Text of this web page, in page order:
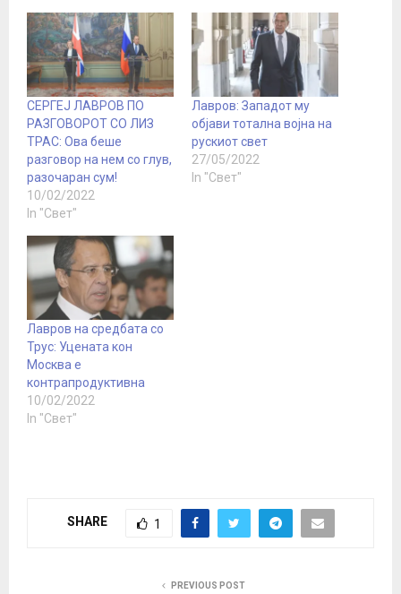
СЕРГЕЈ ЛАВРОВ ПО
РАЗГОВОРОТ СО ЛИЗ
ТРАС: Ова беше
разговор на нем со глув,
разочаран сум!
10/02/2022
In "Свет"
Лавров: Западот му
објави тотална војна на
рускиот свет
27/05/2022
In "Свет"
Лавров на средбата со
Трус: Уцената кон
Москва е
контрапродуктивна
10/02/2022
In "Свет"
SHARE 1
PREVIOUS POST